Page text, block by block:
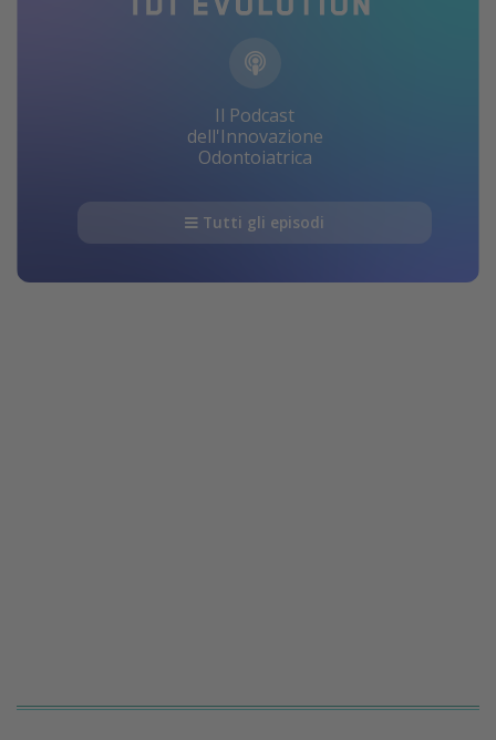
Il Podcast
dell'Innovazione
Odontoiatrica
Tutti gli episodi